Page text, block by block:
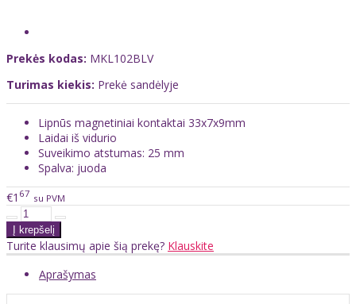
Prekės kodas: MKL102BLV
Turimas kiekis: Prekė sandėlyje
Lipnūs magnetiniai kontaktai 33x7x9mm
Laidai iš vidurio
Suveikimo atstumas: 25 mm
Spalva: juoda
€1 67 su PVM
Turite klausimų apie šią prekę? Klauskite
Aprašymas